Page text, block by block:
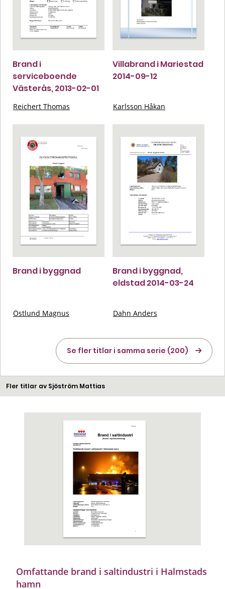
Brand i
serviceboende
Västerås, 2013-02-01
Reichert Thomas
Villabrand i Mariestad
2014-09-12
Karlsson Håkan
Brand i byggnad
Östlund Magnus
Brand i byggnad,
eldstad 2014-03-24
Dahn Anders
Se fler titlar i samma serie (200)
Fler titlar av Sjöström Mattias
Omfattande brand i saltindustri i Halmstads
hamn